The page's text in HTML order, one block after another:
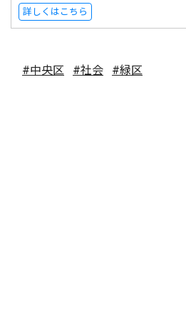
詳しくはこちら
#中央区 #社会 #緑区